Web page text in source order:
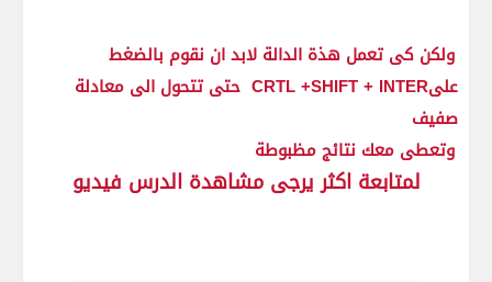
ولكن كى تعمل هذة الدالة لابد ان نقوم بالضغط
علىCRTL +SHIFT + INTER حتى تتحول الى معادلة
صفيف
وتعطى معك نتائج مظبوطة
لمتابعة اكثر يرجى مشاهدة الدرس فيديو